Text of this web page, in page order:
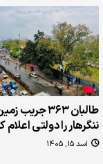
طالبان ۳۶۳ جریب
ننگرهار را دولتی اعلام
اسد 15, 1405